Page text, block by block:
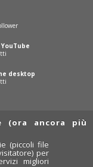
desktop
(ora ancora più
(piccoli file
per
migliori